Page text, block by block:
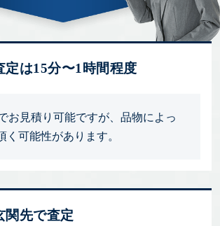
定は15分〜1時間程度
お見積り可能ですが、品物によっ
く可能性があります。
関先で査定